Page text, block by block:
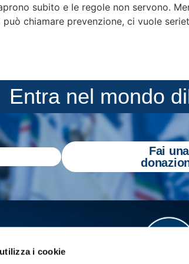
i cookie
subito e le regole non servono.
chiamare prevenzione, ci vuole
Entra nel mondo di
Fai una